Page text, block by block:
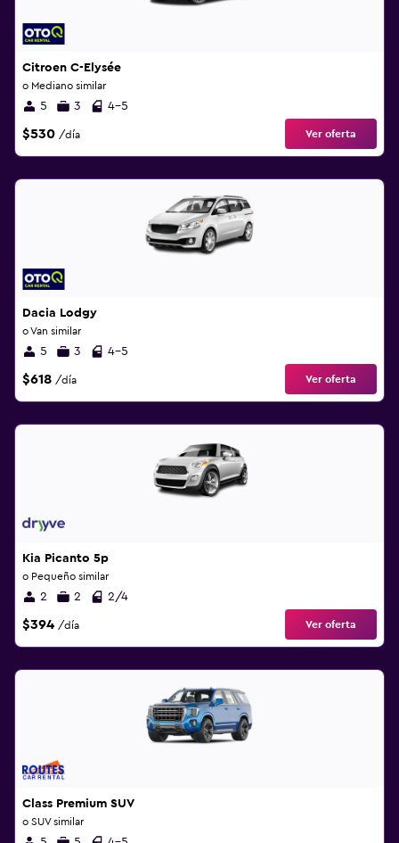
Citroen C-Elysée
o Mediano similar
5 3 4-5
$530 /día Ver oferta
Dacia Lodgy
o Van similar
5 3 4-5
$618 /día Ver oferta
Kia Picanto 5p
o Pequeño similar
2 2 2/4
$394 /día Ver oferta
Class Premium SUV
o SUV similar